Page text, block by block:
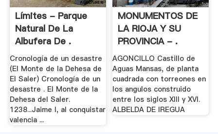
Límites - Parque
Natural De La
Albufera De .
Cronología de un desastre
(El Monte de la Dehesa de
El Saler) Cronología de un
desastre . El Monte de la
Dehesa del Saler.
1238...Jaime I, al conquistar
valencia ...
MONUMENTOS DE
LA RIOJA Y SU
PROVINCIA - .
AGONCILLO Castillo de
Aguas Mansas, de planta
cuadrada con torreones en
los angulos construido
entre los siglos XIII y XVI.
ALBELDA DE IREGUA